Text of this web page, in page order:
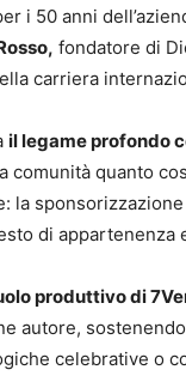
i 50 anni
fondatore di
carriera
il legame profondo
comunità quanto
la
di
produttivo di
autore,
celebrative o